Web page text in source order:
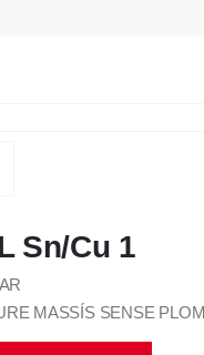
Sn/Cu 1
MASSÍS SENSE PLOM